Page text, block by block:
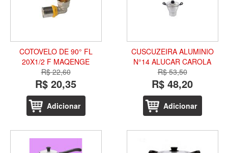
COTOVELO DE 90° FL
20X1/2 F MAQENGE
R$ 22,60
R$ 20,35
Adicionar
CUSCUZEIRA ALUMINIO
N°14 ALUCAR CAROLA
R$ 53,50
R$ 48,20
Adicionar